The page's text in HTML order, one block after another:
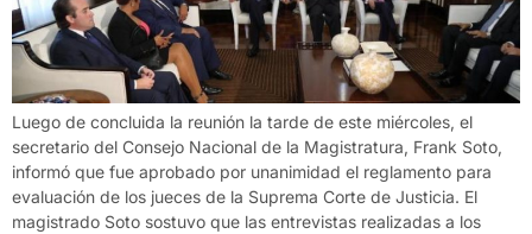
Luego de concluida la reunión la tarde de este miércoles, el
secretario del Consejo Nacional de la Magistratura, Frank Soto,
informó que fue aprobado por unanimidad el reglamento para
evaluación de los jueces de la Suprema Corte de Justicia. El
magistrado Soto sostuvo que las entrevistas realizadas a los